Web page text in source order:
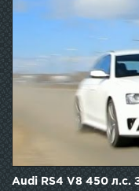
Audi RS4 V8 450 л.с.